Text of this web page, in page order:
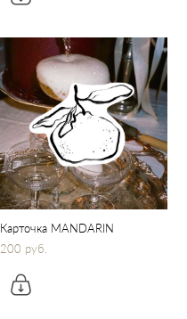
Карточка MANDARIN
200 pуб.